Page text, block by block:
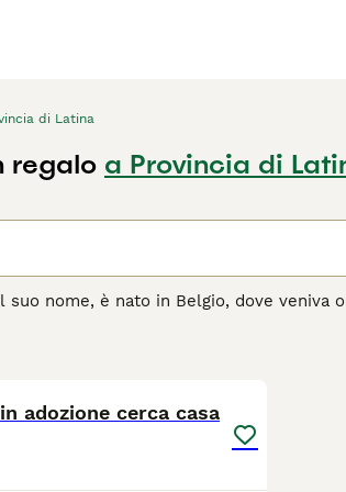
di Latina
regalo a Provincia di
suo nome, è nato in Belgio, dove veniva
Malinois, e Laekenois. Si
per informazioni su questa
adozione cerca casa